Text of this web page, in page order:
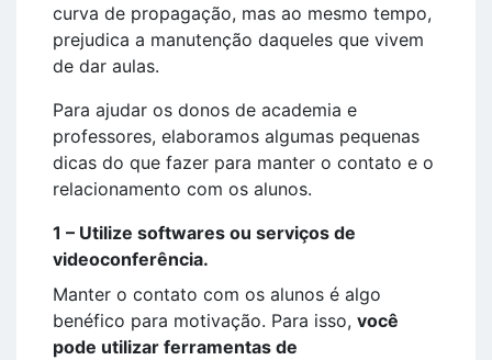
curva de propagação, mas ao mesmo tempo,
prejudica a manutenção daqueles que vivem
de dar aulas.
Para ajudar os donos de academia e
professores, elaboramos algumas pequenas
dicas do que fazer para manter o contato e o
relacionamento com os alunos.
1 – Utilize softwares ou serviços de
videoconferência.
Manter o contato com os alunos é algo
benéfico para motivação. Para isso, você
pode utilizar ferramentas de